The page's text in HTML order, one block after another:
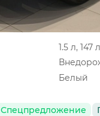
1.5 л, 147
Белый
Спецпредложение